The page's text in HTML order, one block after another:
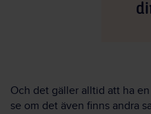
Och det gäller alltid att ha
se om det även finns andra